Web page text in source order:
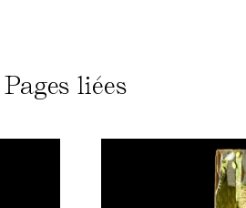
Pages liées